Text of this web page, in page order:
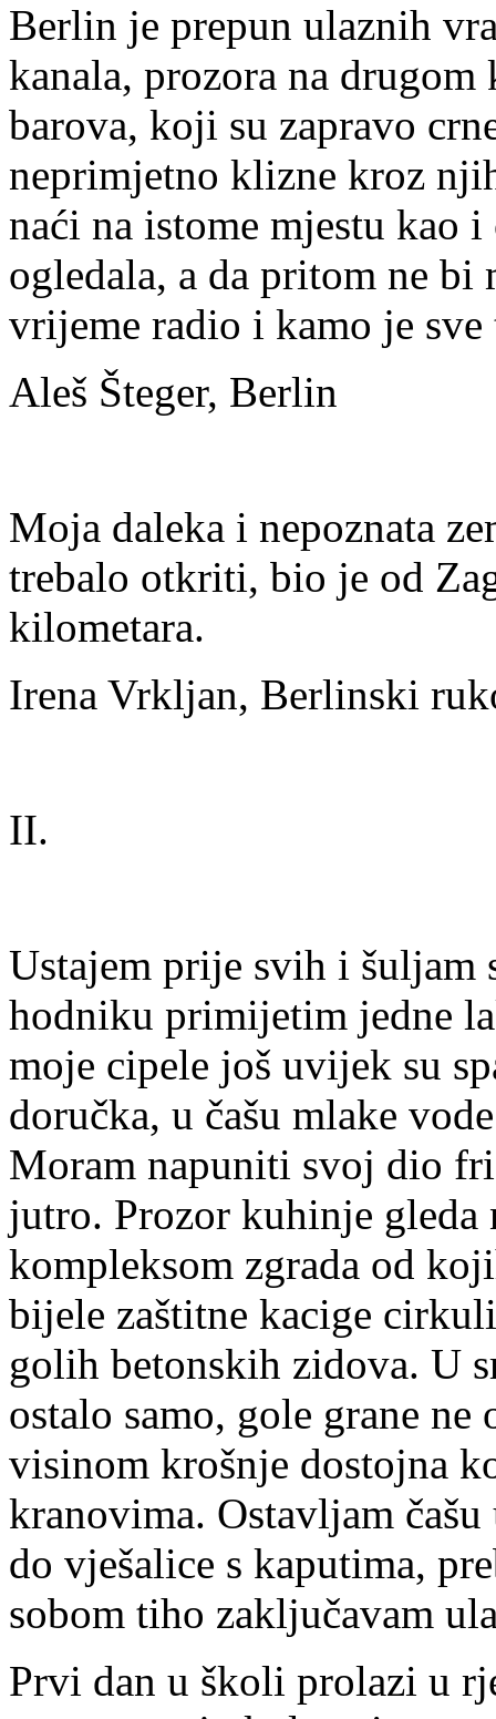
Berlin je prepun ulaznih
kanala, prozora na
barova, koji su zapravo
neprimjetno klizne kroz
naći na istome mjestu kao
ogledala, a da pritom ne bi
vrijeme radio i kamo je
Aleš Šteger, Berlin
Moja daleka i nepoznata
trebalo otkriti, bio je od
kilometara.
Irena Vrkljan, Berlinski
II.
Ustajem prije svih i šuljam
hodniku primijetim jedne
moje cipele još uvijek su
doručka, u čašu mlake
Moram napuniti svoj dio
jutro. Prozor kuhinje gleda
kompleksom zgrada od
bijele zaštitne kacige
golih betonskih zidova. U
ostalo samo, gole grane
visinom krošnje dostojna
kranovima. Ostavljam
do vješalice s kaputima,
sobom tiho zaključavam
Prvi dan u školi prolazi u